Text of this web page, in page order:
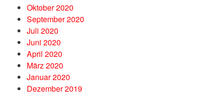
Oktober 2020
September 2020
Juli 2020
Juni 2020
April 2020
März 2020
Januar 2020
Dezember 2019